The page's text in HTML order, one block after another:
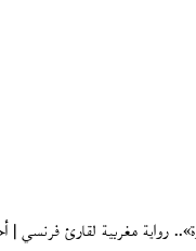
رواية مغربية لقارئ فرنسي |